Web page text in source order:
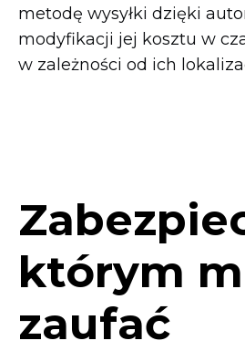
metodę wysyłki dzięki
modyfikacji jej kosztu w
w zależności od ich
którym
zaufać